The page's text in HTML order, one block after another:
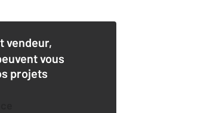
vendeur,
vous
projets